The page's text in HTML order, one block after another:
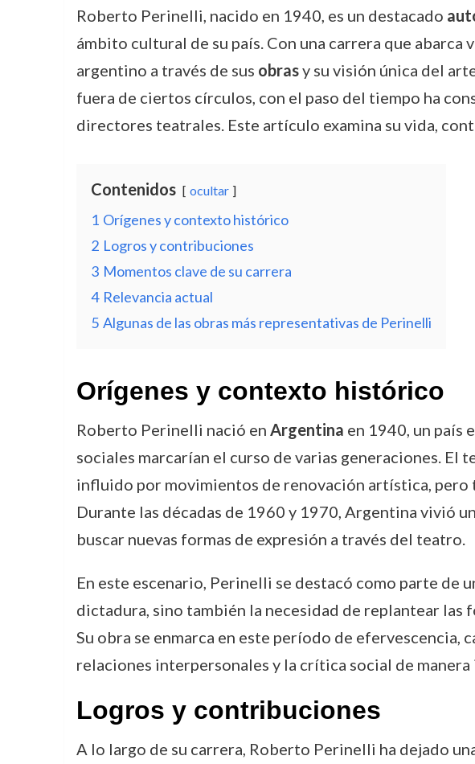
Roberto Perinelli, nacido en 1940, es un destacado
ámbito cultural de su país. Con una carrera que
argentino a través de sus obrasy su visión única del
fuera de ciertos círculos, con el paso del tiempo ha
directores teatrales. Este artículo examina su vida,
Contenidos ocultar
1 Orígenes y contexto histórico
2 Logros y contribuciones
3 Momentos clave de su carrera
4 Relevancia actual
5 Algunas de las obras más representativas de Perinelli
Orígenes y contexto histórico
Roberto Perinelli nació en Argentina en 1940, un país
sociales marcarían el curso de varias generaciones.
influido por movimientos de renovación artística,
Durante las décadas de 1960 y 1970, Argentina vivió
buscar nuevas formas de expresión a través del teatro.
En este escenario, Perinelli se destacó como parte de
dictadura, sino también la necesidad de replantear
Su obra se enmarca en este período de
relaciones interpersonales y la crítica social de manera
Logros y contribuciones
A lo largo de su carrera, Roberto Perinelli ha dejado